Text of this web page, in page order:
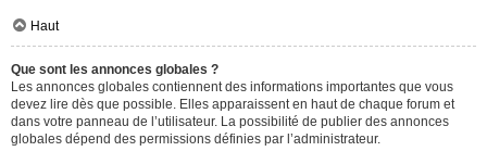
Haut
Que sont les annonces globales ?
Les annonces globales contiennent des informations importantes que vous
devez lire dès que possible. Elles apparaissent en haut de chaque forum et
dans votre panneau de l’utilisateur. La possibilité de publier des annonces
globales dépend des permissions définies par l’administrateur.